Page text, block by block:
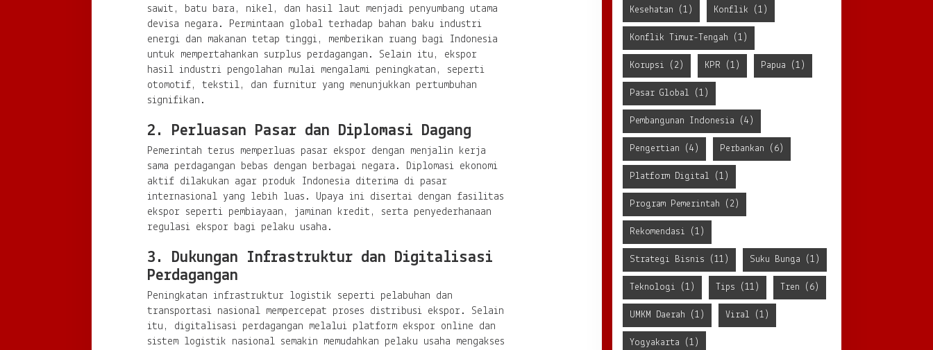
sawit, batu bara, nikel, dan hasil laut menjadi penyumbang utama
devisa negara. Permintaan global terhadap bahan baku industri
energi dan makanan tetap tinggi, memberikan ruang bagi Indonesia
untuk mempertahankan surplus perdagangan. Selain itu, ekspor
hasil industri pengolahan mulai mengalami peningkatan, seperti
otomotif, tekstil, dan furnitur yang menunjukkan pertumbuhan
signifikan.
2. Perluasan Pasar dan Diplomasi Dagang
Pemerintah terus memperluas pasar ekspor dengan menjalin kerja
sama perdagangan bebas dengan berbagai negara. Diplomasi ekonomi
aktif dilakukan agar produk Indonesia diterima di pasar
internasional yang lebih luas. Upaya ini disertai dengan fasilitas
ekspor seperti pembiayaan, jaminan kredit, serta penyederhanaan
regulasi ekspor bagi pelaku usaha.
3. Dukungan Infrastruktur dan Digitalisasi
Perdagangan
Peningkatan infrastruktur logistik seperti pelabuhan dan
transportasi nasional mempercepat proses distribusi ekspor. Selain
itu, digitalisasi perdagangan melalui platform ekspor online dan
sistem logistik nasional semakin memudahkan pelaku usaha mengakses
Kesehatan (1) Konflik (1)
Konflik Timur-Tengah (1)
Korupsi (2) KPR (1) Papua (1)
Pasar Global (1)
Pembangunan Indonesia (4)
Pengertian (4) Perbankan (6)
Platform Digital (1)
Program Pemerintah (2)
Rekomendasi (1)
Strategi Bisnis (11) Suku Bunga (1)
Teknologi (1) Tips (11) Tren (6)
UMKM Daerah (1) Viral (1)
Yogyakarta (1)